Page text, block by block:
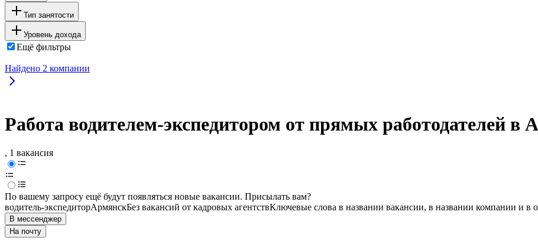
Тип занятости
Уровень дохода
Ещё фильтры
Найдено 2 компании
Работа водителем-экспедитором от прямых работодателей в
, 1 вакансия
По вашему запросу ещё будут появляться новые вакансии. Присылать вам?
водитель-экспедиторАрмянскБез вакансий от кадровых агентствКлючевые слова в названии вакансии, в названии компании и в
В мессенджер
На почту